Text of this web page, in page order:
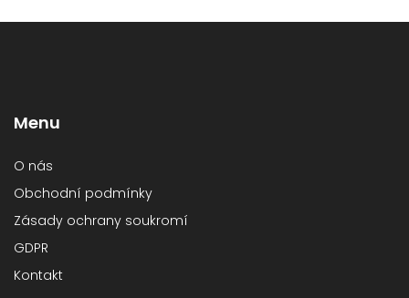
Menu
O nás
Obchodní podmínky
Zásady ochrany soukromí
GDPR
Kontakt